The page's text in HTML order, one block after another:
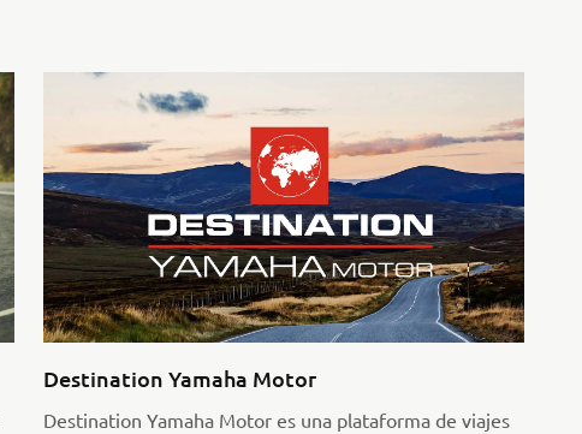
Destination Yamaha Motor
Destination Yamaha Motor es una plataforma de viajes